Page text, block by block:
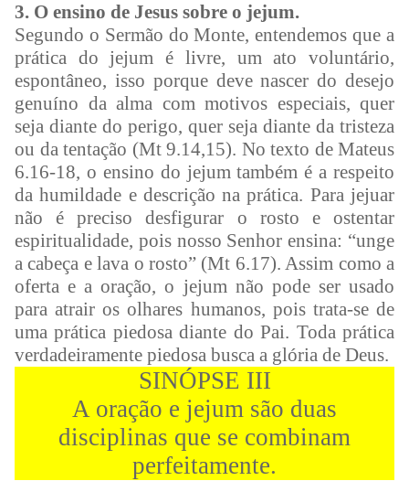
3. O ensino de Jesus sobre o jejum.
Segundo o Sermão do Monte, entendemos que a
prática do jejum é livre, um ato voluntário,
espontâneo, isso porque deve nascer do desejo
genuíno da alma com motivos especiais, quer
seja diante do perigo, quer seja diante da tristeza
ou da tentação (Mt 9.14,15). No texto de Mateus
6.16-18, o ensino do jejum também é a respeito
da humildade e descrição na prática. Para jejuar
não é preciso desfigurar o rosto e ostentar
espiritualidade, pois nosso Senhor ensina: “unge
a cabeça e lava o rosto” (Mt 6.17). Assim como a
oferta e a oração, o jejum não pode ser usado
para atrair os olhares humanos, pois trata-se de
uma prática piedosa diante do Pai. Toda prática
verdadeiramente piedosa busca a glória de Deus.
SINÓPSE III
A oração e jejum são duas
disciplinas que se combinam
perfeitamente.